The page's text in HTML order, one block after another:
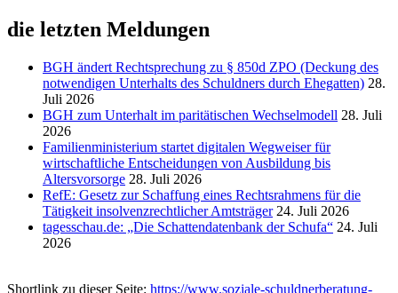
die letzten Meldungen
BGH ändert Rechtsprechung zu § 850d ZPO (Deckung des
notwendigen Unterhalts des Schuldners durch Ehegatten) 28.
Juli 2026
BGH zum Unterhalt im paritätischen Wechselmodell 28. Juli
2026
Familienministerium startet digitalen Wegweiser für
wirtschaftliche Entscheidungen von Ausbildung bis
Altersvorsorge 28. Juli 2026
RefE: Gesetz zur Schaffung eines Rechtsrahmens für die
Tätigkeit insolvenzrechtlicher Amtsträger 24. Juli 2026
tagesschau.de: „Die Schattendatenbank der Schufa“ 24. Juli
2026
Shortlink zu dieser Seite: https://www.soziale-schuldnerberatung-